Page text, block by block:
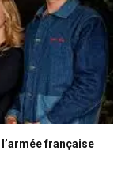
française